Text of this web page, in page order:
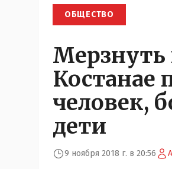
ОБЩЕСТВО
Мерзнуть
Костанае
человек,
дети
9 ноября 2018 г. в 20:56